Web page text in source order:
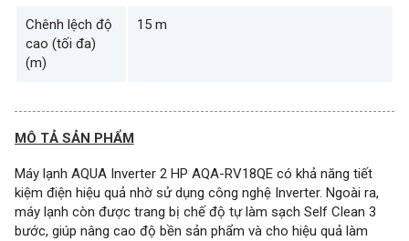
Chênh lệch độ
cao (tối đa)
(m)
15 m
MÔ TẢ SẢN PHẨM
Máy lạnh AQUA Inverter 2 HP AQA-RV18QE có khả năng tiết
kiệm điện hiệu quả nhờ sử dụng công nghệ Inverter. Ngoài ra,
máy lạnh còn được trang bị chế độ tự làm sạch Self Clean 3
bước, giúp nâng cao độ bền sản phẩm và cho hiệu quả làm